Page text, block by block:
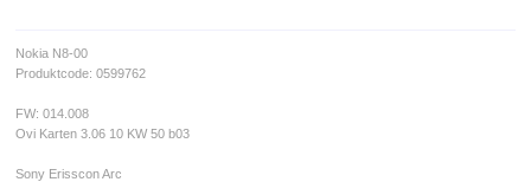
Nokia N8-00
Produktcode: 0599762
FW: 014.008
Ovi Karten 3.06 10 KW 50 b03
Sony Erisscon Arc